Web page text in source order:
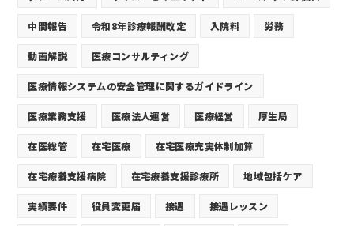
中間報告 令和8年診療報酬改定 入院料 労務
動画解説 医療コンサルティング
医療情報システムの安全管理に関するガイドライン
医療業務支援 医療法人運営 医療経営 厚生局
在医総管 在宅医療 在宅医療充実体制加算
在宅療養支援病院 在宅療養支援診療所 地域包括ケア
実績要件 役員変更届 接遇 接遇レッスン